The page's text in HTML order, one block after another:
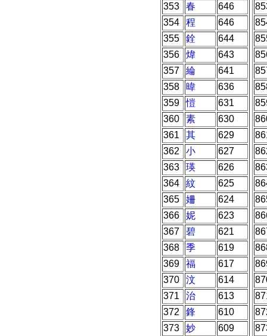
353
春
646
354
程
646
355
銓
644
356
煒
643
357
綸
641
358
暐
636
359
愷
631
360
素
630
361
其
629
362
小
627
363
瑛
626
364
紋
625
365
姍
624
366
妮
623
367
碧
621
368
季
619
369
福
617
370
汶
614
371
治
613
372
鋒
610
373
妙
609